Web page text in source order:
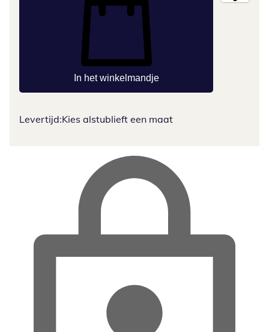
In het winkelmandje
Levertijd:Kies alstublieft een maat